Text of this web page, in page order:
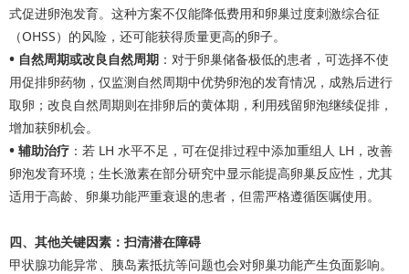
式促进卵泡发育。这种方案不仅能降低费用和卵巢过度刺激综合征
（OHSS）的风险，还可能获得质量更高的卵子。
• 自然周期或改良自然周期 ：对于卵巢储备极低的患者，可选择不使
用促排卵药物，仅监测自然周期中优势卵泡的发育情况，成熟后进行
取卵；改良自然周期则在排卵后的黄体期，利用残留卵泡继续促排，
增加获卵机会。
• 辅助治疗 ：若 LH 水平不足，可在促排过程中添加重组人 LH，改善
卵泡发育环境；生长激素在部分研究中显示能提高卵巢反应性，尤其
适用于高龄、卵巢功能严重衰退的患者，但需严格遵循医嘱使用。
四、其他关键因素：扫清潜在障碍
甲状腺功能异常、胰岛素抵抗等问题也会对卵巢功能产生负面影响。